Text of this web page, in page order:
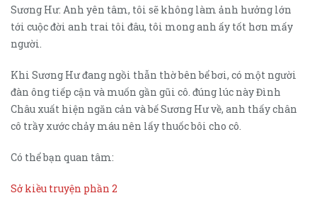
Sương Hư: Anh yên tâm, tôi sẽ không làm ảnh hưởng lớn
tới cuộc đời anh trai tôi đâu, tôi mong anh ấy tốt hơn mấy
người.
Khi Sương Hư đang ngồi thẫn thờ bên bể bơi, có một người
đàn ông tiếp cận và muốn gần gũi cô. đúng lúc này Đình
Châu xuất hiện ngăn cản và bế Sương Hư về, anh thấy chân
cô trầy xước chảy máu nên lấy thuốc bôi cho cô.
Có thể bạn quan tâm:
Sở kiều truyện phần 2